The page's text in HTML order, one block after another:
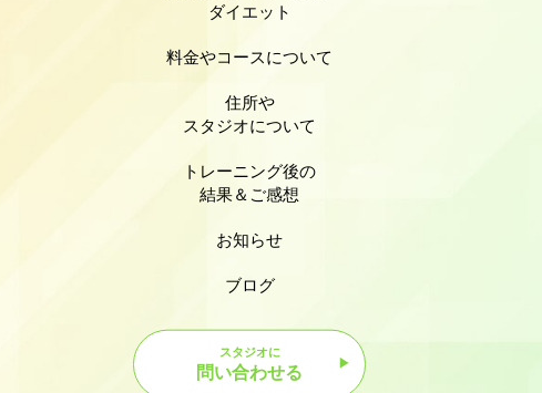
ダイエット
料金やコースについて
住所や
スタジオについて
トレーニング後の
結果＆ご感想
お知らせ
ブログ
スタジオに
問い合わせる